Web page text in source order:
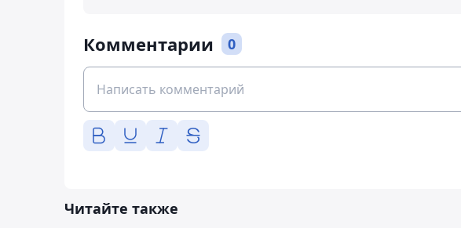
Комментарии 0
Читайте также